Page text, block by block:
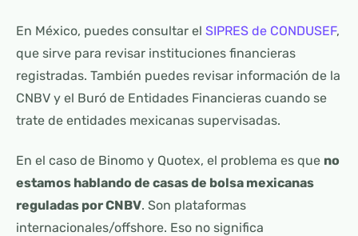
En México, puedes consultar el SIPRES de CONDUSEF,
que sirve para revisar instituciones financieras
registradas. También puedes revisar información de la
CNBV y el Buró de Entidades Financieras cuando se
trate de entidades mexicanas supervisadas.
En el caso de Binomo y Quotex, el problema es que no
estamos hablando de casas de bolsa mexicanas
reguladas por CNBV. Son plataformas
internacionales/offshore. Eso no significa